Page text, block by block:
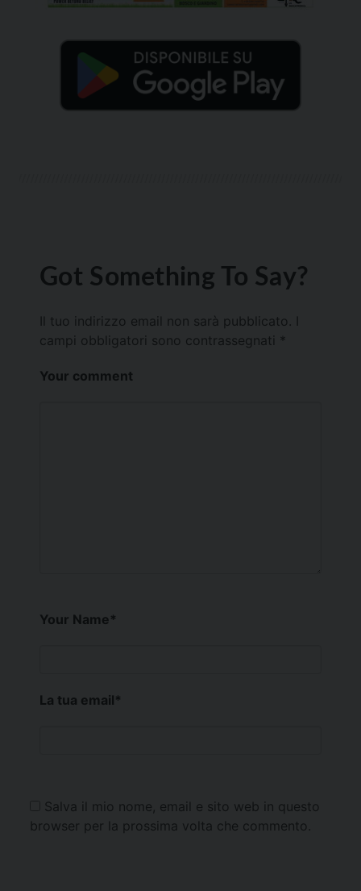
Got Something To Say?
Il tuo indirizzo email non sarà pubblicato.
campi obbligatori sono contrassegnati *
Your comment
Your Name*
La tua email*
Salva il mio nome, email e sito web in questo
browser per la prossima volta che commento.